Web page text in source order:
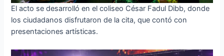
El acto se desarrolló en el coliseo César Fadul Dibb, donde
los ciudadanos disfrutaron de la cita, que contó con
presentaciones artísticas.